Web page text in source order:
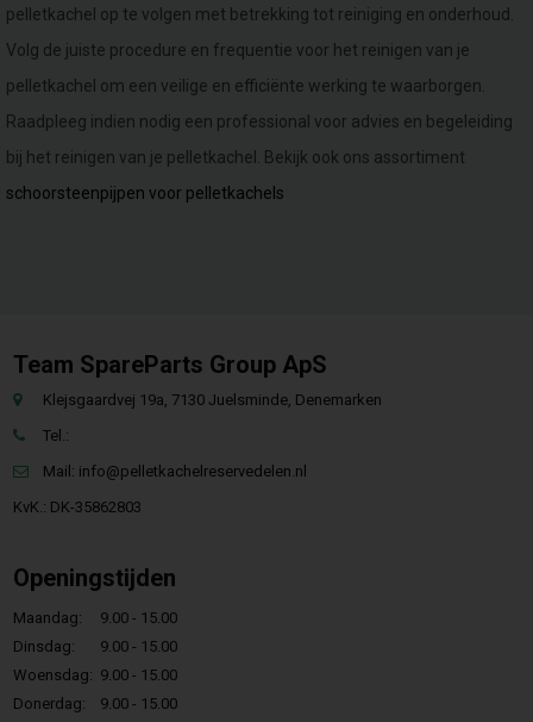
pelletkachel op te volgen met betrekking tot reiniging en onderhoud.
Volg de juiste procedure en frequentie voor het reinigen van je
pelletkachel om een veilige en efficiënte werking te waarborgen.
Raadpleeg indien nodig een professional voor advies en begeleiding
bij het reinigen van je pelletkachel. Bekijk ook ons ​​assortiment
schoorsteenpijpen voor pelletkachels
Team SpareParts Group ApS
Klejsgaardvej 19a, 7130 Juelsminde, Denemarken
Tel.:
Mail: info@pelletkachelreservedelen.nl
KvK.: DK-35862803
Openingstijden
Maandag:
9.00 - 15.00
Dinsdag:
9.00 - 15.00
Woensdag: 9.00 - 15.00
Donerdag:
9.00 - 15.00